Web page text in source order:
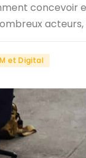
concevoir
acteurs,
et Digital